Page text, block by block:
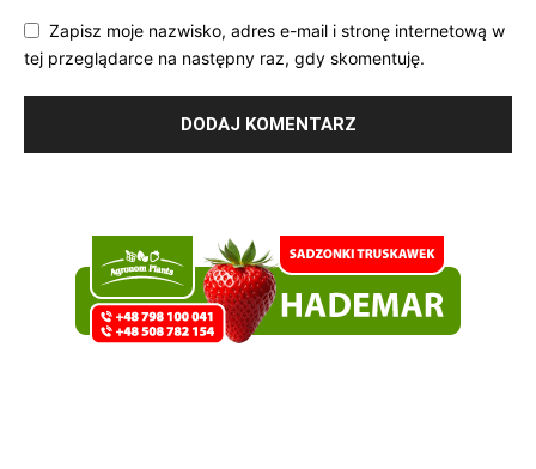
Zapisz moje nazwisko, adres e-mail i stronę internetową w
tej przeglądarce na następny raz, gdy skomentuję.